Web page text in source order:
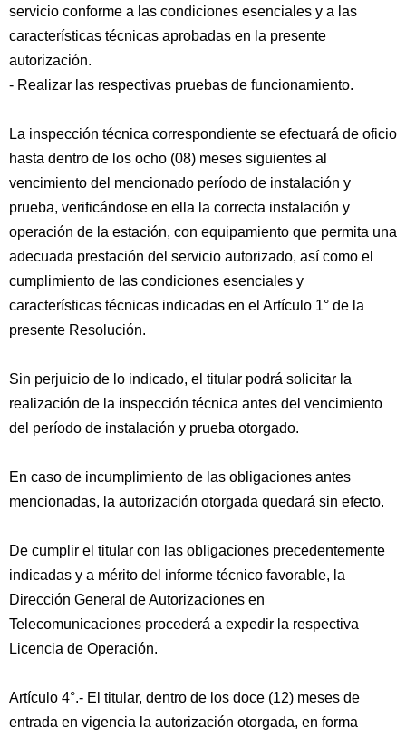
servicio conforme a las condiciones esenciales y a las
características técnicas aprobadas en la presente
autorización.
- Realizar las respectivas pruebas de funcionamiento.
La inspección técnica correspondiente se efectuará de oficio
hasta dentro de los ocho (08) meses siguientes al
vencimiento del mencionado período de instalación y
prueba, verificándose en ella la correcta instalación y
operación de la estación, con equipamiento que permita una
adecuada prestación del servicio autorizado, así como el
cumplimiento de las condiciones esenciales y
características técnicas indicadas en el Artículo 1° de la
presente Resolución.
Sin perjuicio de lo indicado, el titular podrá solicitar la
realización de la inspección técnica antes del vencimiento
del período de instalación y prueba otorgado.
En caso de incumplimiento de las obligaciones antes
mencionadas, la autorización otorgada quedará sin efecto.
De cumplir el titular con las obligaciones precedentemente
indicadas y a mérito del informe técnico favorable, la
Dirección General de Autorizaciones en
Telecomunicaciones procederá a expedir la respectiva
Licencia de Operación.
Artículo 4°.- El titular, dentro de los doce (12) meses de
entrada en vigencia la autorización otorgada, en forma